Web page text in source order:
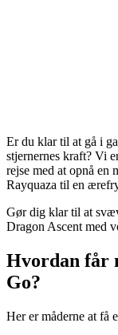
Er du klar til at gå i
stjernernes kraft? Vi
rejse med at opnå en
Rayquaza til en
Gør dig klar til at
Dragon Ascent med
Hvordan får
Go?
Her er måderne at få